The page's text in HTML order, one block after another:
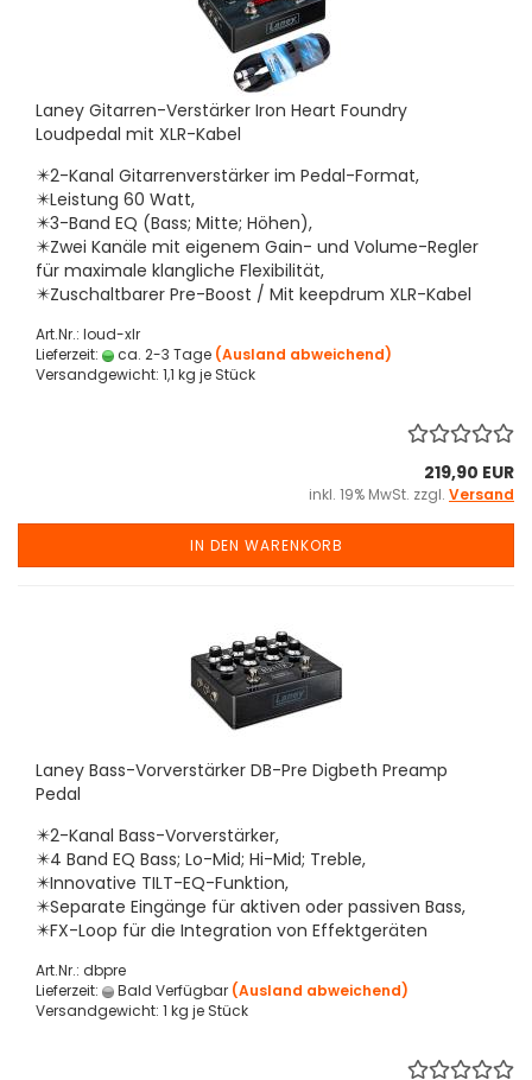
Laney Gitarren-Verstärker Iron Heart Foundry
Loudpedal mit XLR-Kabel
✴️2-Kanal Gitarrenverstärker im Pedal-Format,
✴️Leistung 60 Watt,
✴️3-Band EQ (Bass; Mitte; Höhen),
✴️Zwei Kanäle mit eigenem Gain- und Volume-Regler
für maximale klangliche Flexibilität,
✴️Zuschaltbarer Pre-Boost / Mit keepdrum XLR-Kabel
Art.Nr.: loud-xlr
Lieferzeit:
ca. 2-3 Tage (Ausland abweichend)
Versandgewicht: 1,1 kg je Stück
219,90 EUR
inkl. 19% MwSt. zzgl. Versand
IN DEN WARENKORB
Laney Bass-Vorverstärker DB-Pre Digbeth Preamp
Pedal
✴️2-Kanal Bass-Vorverstärker,
✴️4 Band EQ Bass; Lo-Mid; Hi-Mid; Treble,
✴️Innovative TILT-EQ-Funktion,
✴️Separate Eingänge für aktiven oder passiven Bass,
✴️FX-Loop für die Integration von Effektgeräten
Art.Nr.: dbpre
Lieferzeit:
Bald Verfügbar (Ausland abweichend)
Versandgewicht: 1 kg je Stück